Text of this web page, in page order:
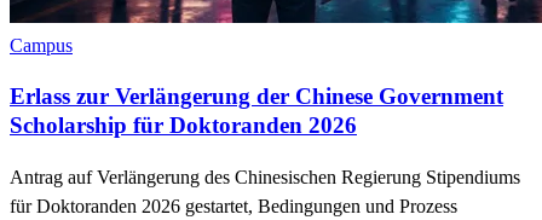
Campus
Erlass zur Verlängerung der Chinese Government
Scholarship für Doktoranden 2026
Antrag auf Verlängerung des Chinesischen Regierung Stipendiums
für Doktoranden 2026 gestartet, Bedingungen und Prozess